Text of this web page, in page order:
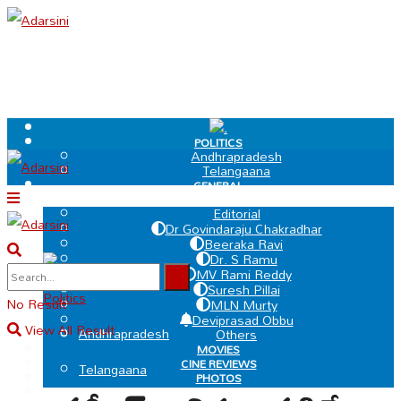
.
POLITICS
Andhrapradesh
Telangaana
GENERAL
Editorial
Dr Govindaraju Chakradhar
Beeraka Ravi
Dr. S Ramu
MV Rami Reddy
Suresh Pillai
MLN Murty
Deviprasad Obbu
Others
MOVIES
CINE REVIEWS
PHOTOS
VIDEOS
.
Politics
Andhrapradesh
Telangaana
No Result
View All Result